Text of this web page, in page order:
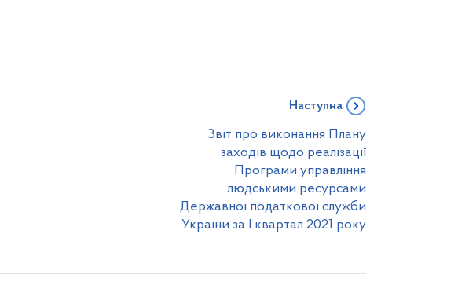
Наступна
Звіт про виконання Плану
заходів щодо реалізації
Програми управління
людськими ресурсами
Державної податкової служби
України за І квартал 2021 року